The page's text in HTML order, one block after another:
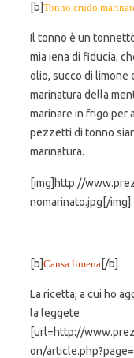
[b]Tonno crudo
Il tonno è un
mia iena di fiducia,
olio, succo di limone
marinatura della
marinare in frigo per
pezzetti di tonno
marinatura.
[img]http://
nomarinato.jpg[/img]
[b]Causa limena [/b]
La ricetta, a cui ho
la leggete
[url=http://
on/